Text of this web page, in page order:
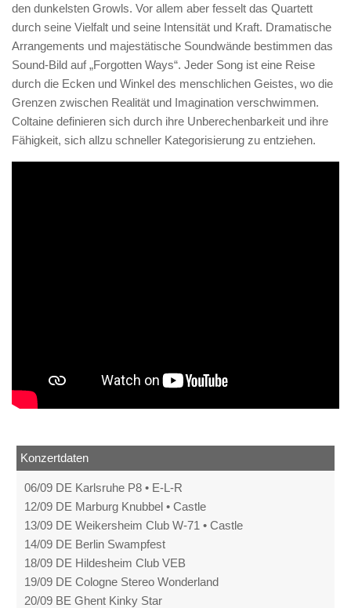
den dunkelsten Growls. Vor allem aber fesselt das Quartett
durch seine Vielfalt und seine Intensität und Kraft. Dramatische
Arrangements und majestätische Soundwände bestimmen das
Sound-Bild auf „Forgotten Ways“. Jeder Song ist eine Reise
durch die Ecken und Winkel des menschlichen Geistes, wo die
Grenzen zwischen Realität und Imagination verschwimmen.
Coltaine definieren sich durch ihre Unberechenbarkeit und ihre
Fähigkeit, sich allzu schneller Kategorisierung zu entziehen.
Konzertdaten
06/09 DE Karlsruhe P8 • E-L-R
12/09 DE Marburg Knubbel • Castle
13/09 DE Weikersheim Club W-71 • Castle
14/09 DE Berlin Swampfest
18/09 DE Hildesheim Club VEB
19/09 DE Cologne Stereo Wonderland
20/09 BE Ghent Kinky Star